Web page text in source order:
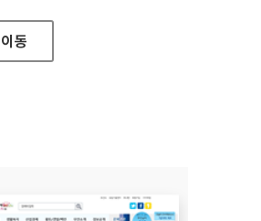
이동